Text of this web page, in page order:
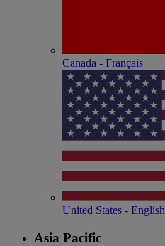
Canada - Français
United States - English
Asia Pacific